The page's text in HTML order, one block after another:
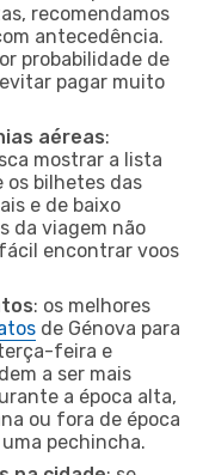
recomendamos
antecedência.
probabilidade de
pagar muito
aéreas:
mostrar a lista
os bilhetes das
e de baixo
da viagem não
encontrar voos
: os melhores
de Génova para
feira e
a ser mais
a época alta,
ou fora de época
pechincha.